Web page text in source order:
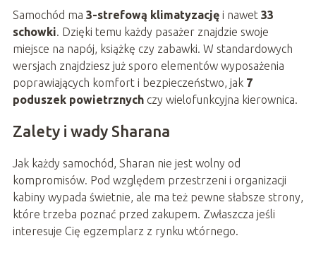
Samochód ma 3-strefową klimatyzacjęi nawet 33
schowki. Dzięki temu każdy pasażer znajdzie swoje
miejsce na napój, książkę czy zabawki. W standardowych
wersjach znajdziesz już sporo elementów wyposażenia
poprawiających komfort i bezpieczeństwo, jak 7
poduszek powietrznychczy wielofunkcyjna kierownica.
Zalety i wady Sharana
Jak każdy samochód, Sharan nie jest wolny od
kompromisów. Pod względem przestrzeni i organizacji
kabiny wypada świetnie, ale ma też pewne słabsze strony,
które trzeba poznać przed zakupem. Zwłaszcza jeśli
interesuje Cię egzemplarz z rynku wtórnego.